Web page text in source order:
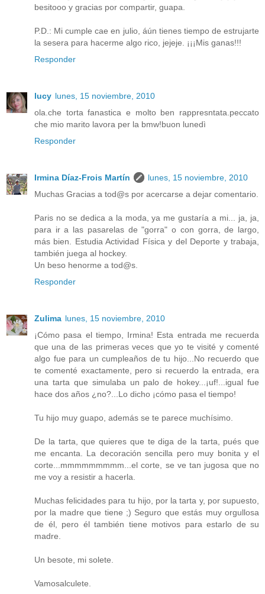
besitooo y gracias por compartir, guapa.
P.D.: Mi cumple cae en julio, áún tienes tiempo de estrujarte
la sesera para hacerme algo rico, jejeje. ¡¡¡Mis ganas!!!
Responder
lucy lunes, 15 noviembre, 2010
ola.che torta fanastica e molto ben rappresntata.peccato
che mio marito lavora per la bmw!buon lunedì
Responder
Irmina Díaz-Frois Martín
lunes, 15 noviembre, 2010
Muchas Gracias a tod@s por acercarse a dejar comentario.
Paris no se dedica a la moda, ya me gustaría a mi... ja, ja,
para ir a las pasarelas de "gorra" o con gorra, de largo,
más bien. Estudia Actividad Física y del Deporte y trabaja,
también juega al hockey.
Un beso henorme a tod@s.
Responder
Zulima lunes, 15 noviembre, 2010
¡Cómo pasa el tiempo, Irmina! Esta entrada me recuerda
que una de las primeras veces que yo te visité y comenté
algo fue para un cumpleaños de tu hijo...No recuerdo que
te comenté exactamente, pero si recuerdo la entrada, era
una tarta que simulaba un palo de hokey...¡uf!...igual fue
hace dos años ¿no?...Lo dicho ¡cómo pasa el tiempo!
Tu hijo muy guapo, además se te parece muchísimo.
De la tarta, que quieres que te diga de la tarta, pués que
me encanta. La decoración sencilla pero muy bonita y el
corte...mmmmmmmmm...el corte, se ve tan jugosa que no
me voy a resistir a hacerla.
Muchas felicidades para tu hijo, por la tarta y, por supuesto,
por la madre que tiene ;) Seguro que estás muy orgullosa
de él, pero él también tiene motivos para estarlo de su
madre.
Un besote, mi solete.
Vamosalculete.